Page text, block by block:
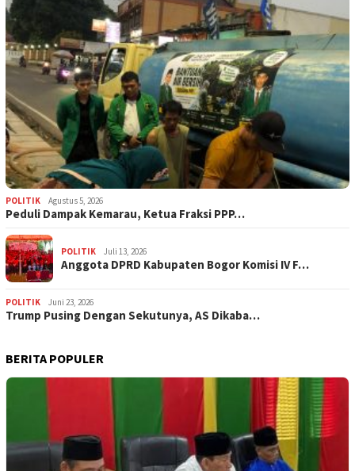
POLITIK Agustus 5, 2026
‎Peduli Dampak Kemarau, Ketua Fraksi PPP…
POLITIK Juli 13, 2026
Anggota DPRD Kabupaten Bogor Komisi IV F…
POLITIK Juni 23, 2026
Trump Pusing Dengan Sekutunya, AS Dikaba…
BERITA POPULER